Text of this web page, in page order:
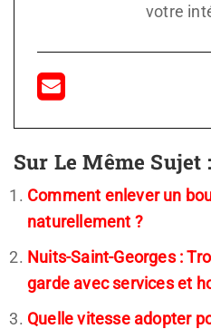
votre
Sur Le Même Sujet :
Comment enlever un
naturellement ?
Nuits-Saint-Georges :
garde avec services et
Quelle vitesse adopter